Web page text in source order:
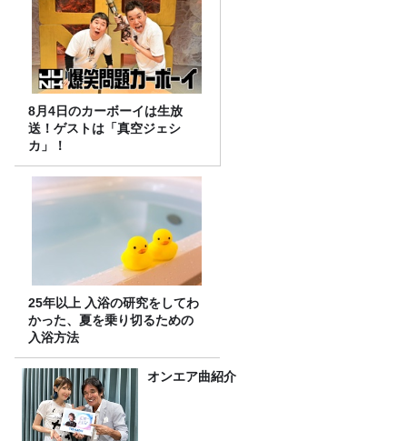
8月4日のカーボーイは生放
送！ゲストは「真空ジェシ
カ」！
25年以上 入浴の研究をしてわ
かった、夏を乗り切るための
入浴方法
オンエア曲紹介